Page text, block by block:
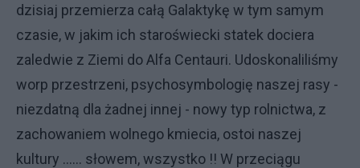
dzisiaj przemierza całą Galaktykę w tym samym
czasie, w jakim ich staroświecki statek dociera
zaledwie z Ziemi do Alfa Centauri. Udoskonaliliśmy
worp przestrzeni, psychosymbologię naszej rasy -
niezdatną dla żadnej innej - nowy typ rolnictwa, z
zachowaniem wolnego kmiecia, ostoi naszej
kultury ...... słowem, wszystko !! W przeciągu